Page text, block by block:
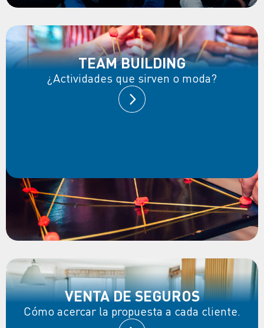
TEAM BUILDING
¿Actividades que sirven o moda?
VENTA DE SEGUROS
Cómo acercar la propuesta a cada cliente.